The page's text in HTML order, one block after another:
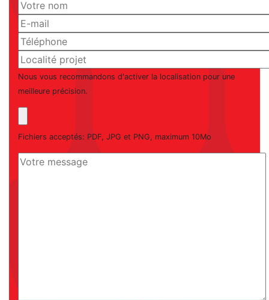
Nous vous recommandons d'activer la localisation pour une
meilleure précision.
Fichiers acceptés: PDF, JPG et PNG, maximum 10Mo